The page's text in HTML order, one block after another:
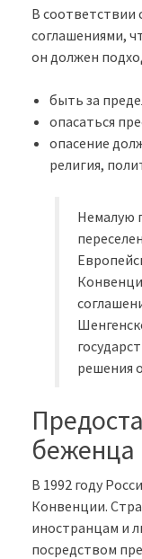
В
соглашениями,
он должен
быть за
опасаться
опасение
религия,
Немалую
решения
беженца
В 1992 году
Конвенции.
иностранцам и
посредством